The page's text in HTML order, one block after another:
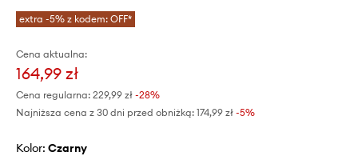
extra -5% z kodem: OFF*
Cena aktualna:
164,99 zł
Cena regularna: 229,99 zł -28%
Najniższa cena z 30 dni przed obniżką: 174,99 zł -5%
Kolor: czarny